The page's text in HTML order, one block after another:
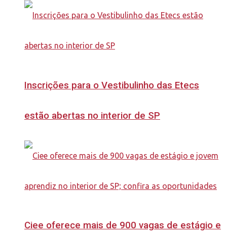
Inscrições para o Vestibulinho das Etecs
estão abertas no interior de SP
Ciee oferece mais de 900 vagas de estágio e